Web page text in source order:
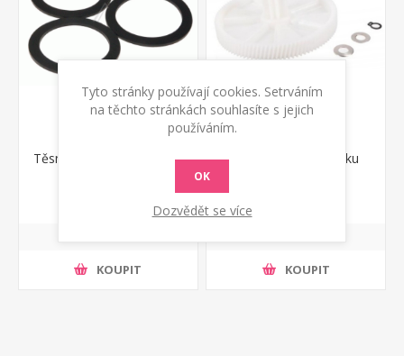
Těsnění robotu Kenwood
KOUPIT
Ozubené kolo mlýnku
KOUPIT
Tyto stránky používají cookies. Setrváním
na těchto stránkách souhlasíte s jejich
používáním.
OK
Dozvědět se více